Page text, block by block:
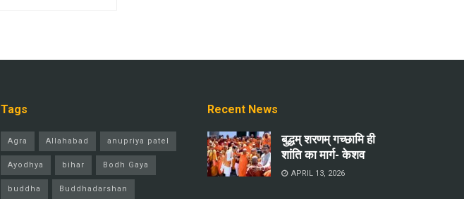
Tags
Agra Allahabad anupriya patel
Ayodhya bihar Bodh Gaya
buddha Buddhadarshan
Recent News
बुद्धम् शरणम् गच्छामि ही
शांति का मार्ग- केशव
APRIL 13, 2026